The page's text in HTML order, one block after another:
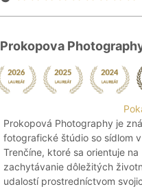
Prokopova
Prokopová Photography je
fotografické štúdio so sídlom v
Trenčíne, ktoré sa orientuje na
zachytávanie dôležitých
udalostí prostredníctvom